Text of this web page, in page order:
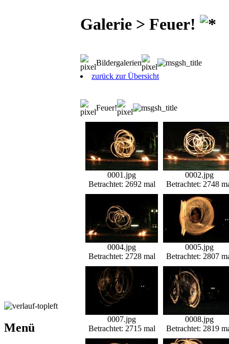
Menü
Galerie > Feuer!
Bildergalerien
zurück zur Übersicht
Feuer!
0001.jpg
Betrachtet: 2692 mal
0002.jpg
Betrachtet: 2748
0004.jpg
Betrachtet: 2728 mal
0005.jpg
Betrachtet: 2807
0007.jpg
Betrachtet: 2715 mal
0008.jpg
Betrachtet: 2819